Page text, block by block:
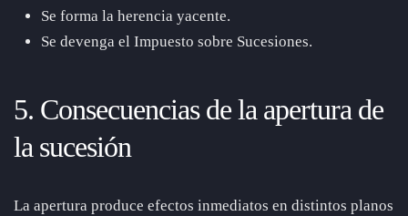
Se forma la herencia yacente.
Se devenga el Impuesto sobre Sucesiones.
5. Consecuencias de la apertura de
la sucesión
La apertura produce efectos inmediatos en distintos planos